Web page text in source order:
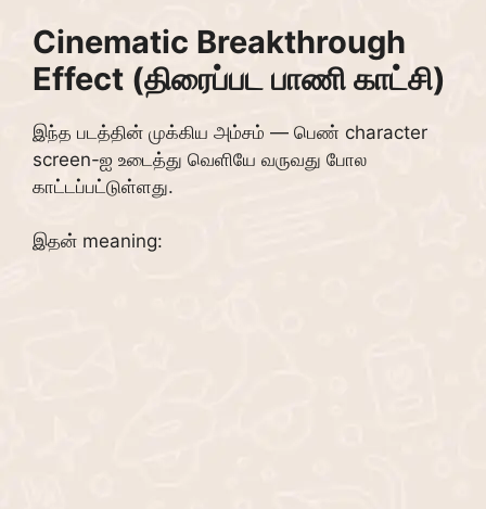
Cinematic Breakthrough
Effect (திரைப்பட பாணி காட்சி)
இந்த படத்தின் முக்கிய அம்சம் — பெண் character
screen-ஐ உடைத்து வெளியே வருவது போல
காட்டப்பட்டுள்ளது.
இதன் meaning: